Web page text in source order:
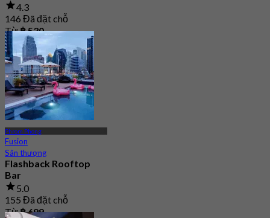
4.3
146 Đã đặt chỗ
Từ฿ 530
Phrom Phong
Fusion
Sân thượng
Flashback Rooftop
Bar
5.0
155 Đã đặt chỗ
Từ฿ 699